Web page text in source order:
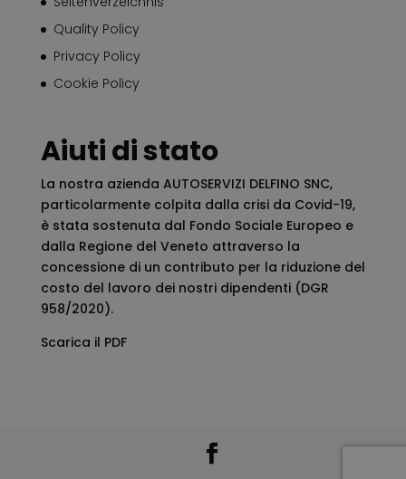
Quality Policy
Privacy Policy
Cookie Policy
Aiuti di stato
La nostra azienda AUTOSERVIZI DELFINO SNC,
particolarmente colpita dalla crisi da Covid-19,
è stata sostenuta dal Fondo Sociale Europeo e
dalla Regione del Veneto attraverso la
concessione di un contributo per la riduzione del
costo del lavoro dei nostri dipendenti (DGR
958/2020).
Scarica il PDF